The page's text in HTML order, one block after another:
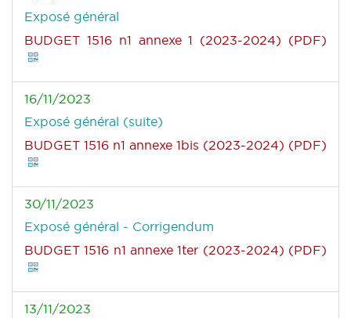
Exposé général
BUDGET 1516 n1 annexe 1 (2023-2024) (PDF)
16/11/2023
Exposé général (suite)
BUDGET 1516 n1 annexe 1bis (2023-2024) (PDF)
30/11/2023
Exposé général - Corrigendum
BUDGET 1516 n1 annexe 1ter (2023-2024) (PDF)
13/11/2023